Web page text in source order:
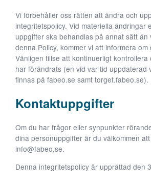
Vi förbehåller oss rätten att ändra och
integritetspolicy. Vid materiella ändringar
uppgifter ska behandlas på annat sätt än
denna Policy, kommer vi att informera
Vänligen tillse att kontinuerligt kontrollera
har förändrats (en vid var tid uppdaterad
finnas på fabeo.se samt torget.fabeo.se).
Kontaktuppgifter
Om du har frågor eller synpunkter
dina personuppgifter är du välkommen
info@fabeo.se.
Denna integritetspolicy är upprättad den